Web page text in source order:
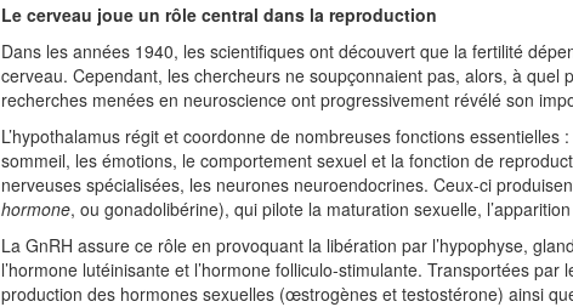
Le cerveau joue un rôle central dans la reproduction
Dans les années 1940, les scientifiques ont découvert que la fertilité
cerveau. Cependant, les chercheurs ne soupçonnaient pas, alors, à
recherches menées en neuroscience ont progressivement révélé son
L’hypothalamus régit et coordonne de nombreuses fonctions
sommeil, les émotions, le comportement sexuel et la fonction de
nerveuses spécialisées, les neurones neuroendocrines. Ceux-ci
hormone, ou gonadolibérine), qui pilote la maturation sexuelle,
La GnRH assure ce rôle en provoquant la libération par l’hypophyse,
l’hormone lutéinisante et l’hormone folliculo-stimulante. Transportées
production des hormones sexuelles (œstrogènes et testostérone) ainsi